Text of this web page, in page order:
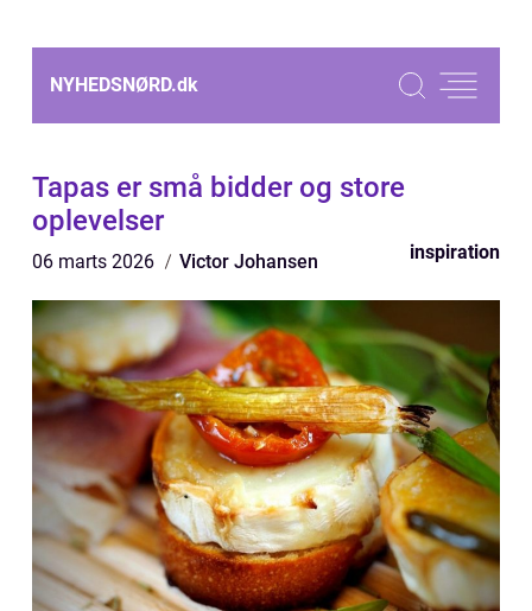
NYHEDSNØRD.dk
Tapas er små bidder og store
oplevelser
06 marts 2026 Victor Johansen inspiration